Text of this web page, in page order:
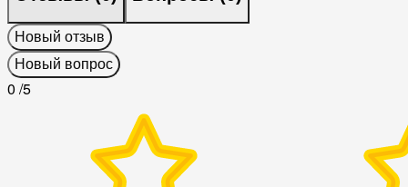
Новый отзыв
Новый вопрос
0 /5